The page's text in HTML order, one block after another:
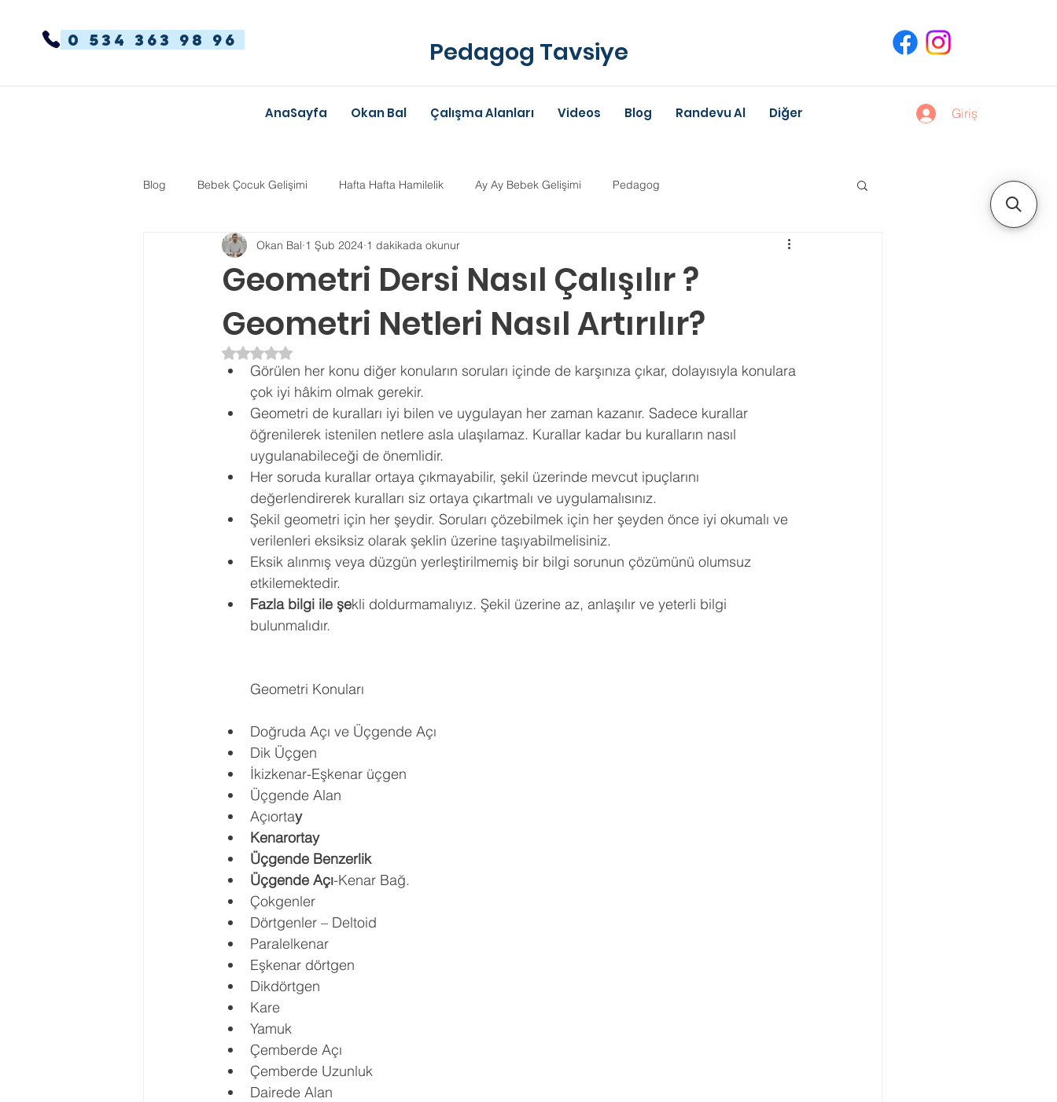
0 534 363 98 96 Pedagog Tavsiye
AnaSayfa Okan Bal Çalışma Alanları Videos Blog Randevu Al Diğer Giriş
Blog Bebek Çocuk Gelişimi Hafta Hafta Hamilelik Ay Ay Bebek Gelişimi Pedagog
Dikkat Dağınıklığı Hiperaktivite Anne-Baba Eğitimi
Eğitim Danışmanlığı Aile Danışmanlığı Psikolojik Danışman
Ergenlik Danışmanlığı PDR Rehberlik Psikoloji Tercih Danışmanı Öğrenci Koçluğu Boşanma Danışmanlığı
Evlilik Terapisi
Geometri Dersi Nasıl Çalışılır ?
Geometri Netleri Nasıl Artırılır?
Okan Bal 1 Şub 2024 1 dakikada okunur
5 üzerinden NaN yıldız
Görülen her konu diğer konuların soruları içinde de karşınıza çıkar, dolayısıyla konulara
çok iyi hâkim olmak gerekir.
Geometri de kuralları iyi bilen ve uygulayan her zaman kazanır. Sadece kurallar
öğrenilerek istenilen netlere asla ulaşılamaz. Kurallar kadar bu kuralların nasıl
uygulanabileceği de önemlidir.
Her soruda kurallar ortaya çıkmayabilir, şekil üzerinde mevcut ipuçlarını
değerlendirerek kuralları siz ortaya çıkartmalı ve uygulamalısınız.
Şekil geometri için her şeydir. Soruları çözebilmek için her şeyden önce iyi okumalı ve
verilenleri eksiksiz olarak şeklin üzerine taşıyabilmelisiniz.
Eksik alınmış veya düzgün yerleştirilmemiş bir bilgi sorunun çözümünü olumsuz
etkilemektedir.
Fazla bilgi ile şekli doldurmamalıyız. Şekil üzerine az, anlaşılır ve yeterli bilgi
bulunmalıdır.
Geometri Konuları
Doğruda Açı ve Üçgende Açı
Dik Üçgen
İkizkenar-Eşkenar üçgen
Üçgende Alan
Açıortay
Kenarortay
Üçgende Benzerlik
Üçgende Açı-Kenar Bağ.
Çokgenler
Dörtgenler – Deltoid
Paralelkenar
Eşkenar dörtgen
Dikdörtgen
Kare
Yamuk
Çemberde Açı
Çemberde Uzunluk
Dairede Alan